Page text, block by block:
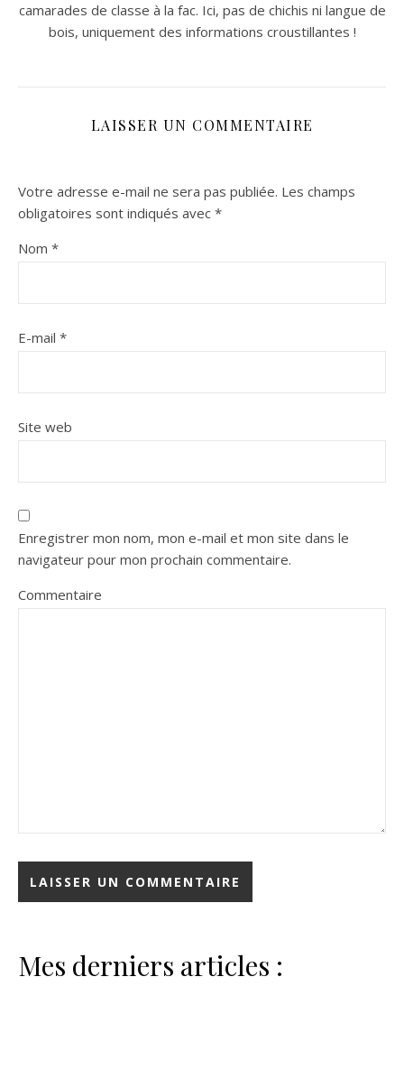
camarades de classe à la fac. Ici, pas de chichis ni langue de
bois, uniquement des informations croustillantes !
LAISSER UN COMMENTAIRE
Votre adresse e-mail ne sera pas publiée. Les champs
obligatoires sont indiqués avec *
Nom *
E-mail *
Site web
Enregistrer mon nom, mon e-mail et mon site dans le
navigateur pour mon prochain commentaire.
Commentaire
Mes derniers articles :